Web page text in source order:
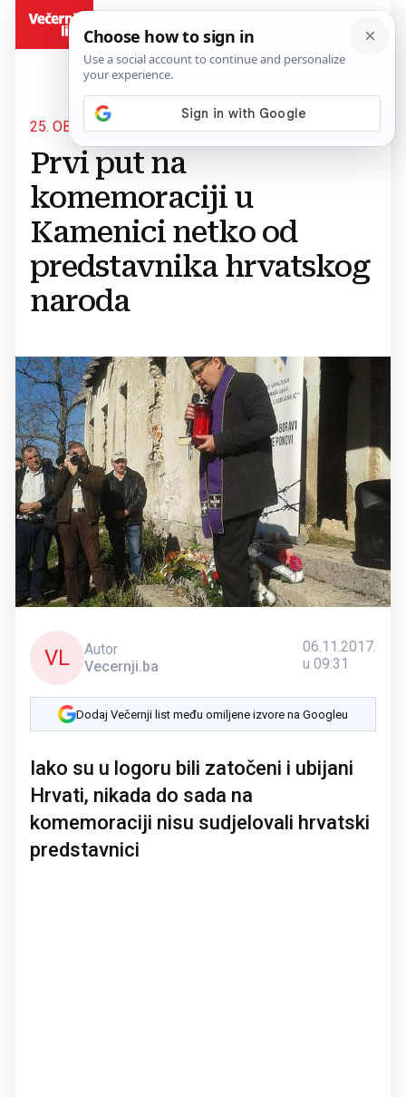
25. OBLJETNICA ZLOČINA
Prvi put na
komemoraciji u
Kamenici netko od
predstavnika hrvatskog
naroda
VL
Autor
Vecernji.ba
06.11.2017.
u 09:31
Dodaj Večernji list među omiljene izvore na Googleu
Iako su u logoru bili zatočeni i ubijani
Hrvati, nikada do sada na
komemoraciji nisu sudjelovali hrvatski
predstavnici